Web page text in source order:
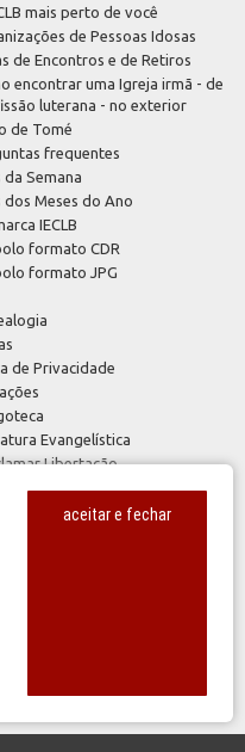
mais perto de você
de Pessoas Idosas
de Encontros e de Retiros
encontrar uma Igreja irmã - de
luterana - no exterior
de Tomé
frequentes
da Semana
dos Meses do Ano
IECLB
formato CDR
formato JPG
de Privacidade
Evangelística
Libertação
Recursos
Lutero
IECLB
de Ofertas 2023
de Ofertas 2024
aceitar e fechar